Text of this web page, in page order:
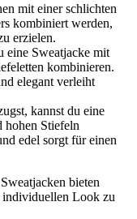
mit einer schlichten
kombiniert werden,
erzielen.
eine Sweatjacke mit
kombinieren.
elegant verleiht
kannst du eine
hohen Stiefeln
edel sorgt für einen
bieten
individuellen Look zu